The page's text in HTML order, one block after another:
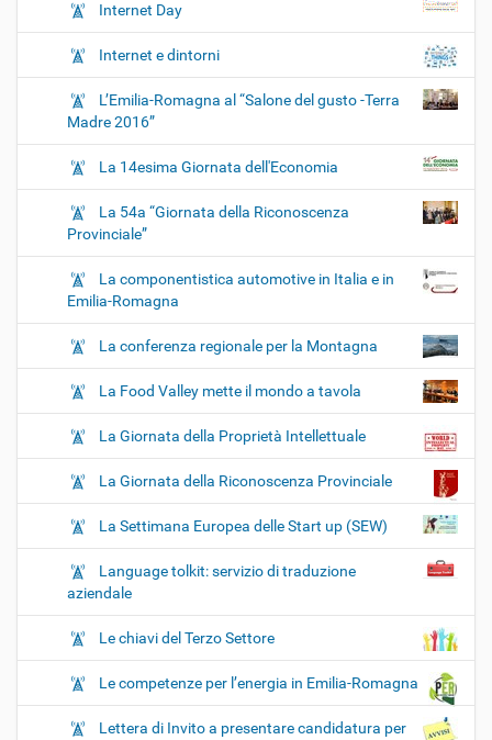
Internet Day
Internet e dintorni
L’Emilia-Romagna al “Salone del gusto -Terra
Madre 2016”
La 14esima Giornata dell'Economia
La 54a “Giornata della Riconoscenza
Provinciale”
La componentistica automotive in Italia e in
Emilia-Romagna
La conferenza regionale per la Montagna
La Food Valley mette il mondo a tavola
La Giornata della Proprietà Intellettuale
La Giornata della Riconoscenza Provinciale
La Settimana Europea delle Start up (SEW)
Language tolkit: servizio di traduzione
aziendale
Le chiavi del Terzo Settore
Le competenze per l’energia in Emilia-Romagna
Lettera di Invito a presentare candidatura per